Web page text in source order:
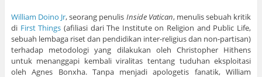
William Doino Jr, seorang penulis Inside Vatican, menulis sebuah kritik
di First Things (afiliasi dari The Institute on Religion and Public Life,
sebuah lembaga riset dan pendidikan inter-religius dan non-partisan)
terhadap metodologi yang dilakukan oleh Christopher Hithens
untuk menanggapi kembali viralitas tentang tuduhan eksploitasi
oleh Agnes Bonxha. Tanpa menjadi apologetis fanatik, William